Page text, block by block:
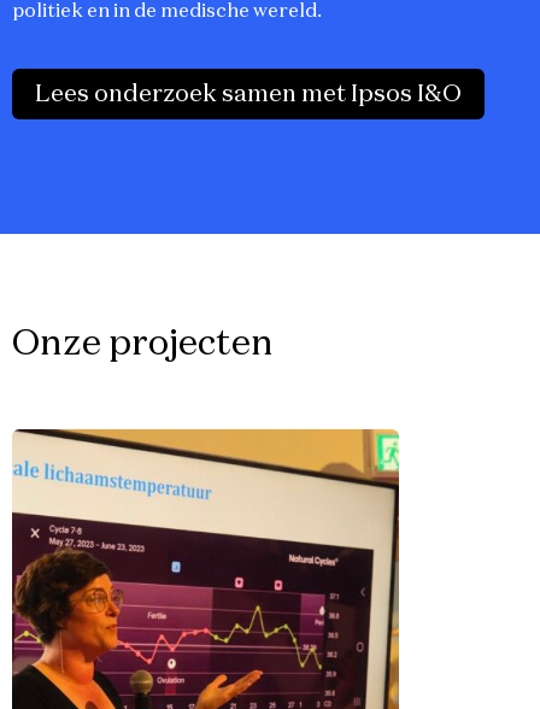
politiek en in de medische wereld.
Lees onderzoek samen met Ipsos I&O
Onze projecten